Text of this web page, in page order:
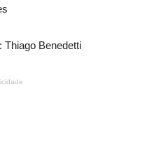
Benedetti